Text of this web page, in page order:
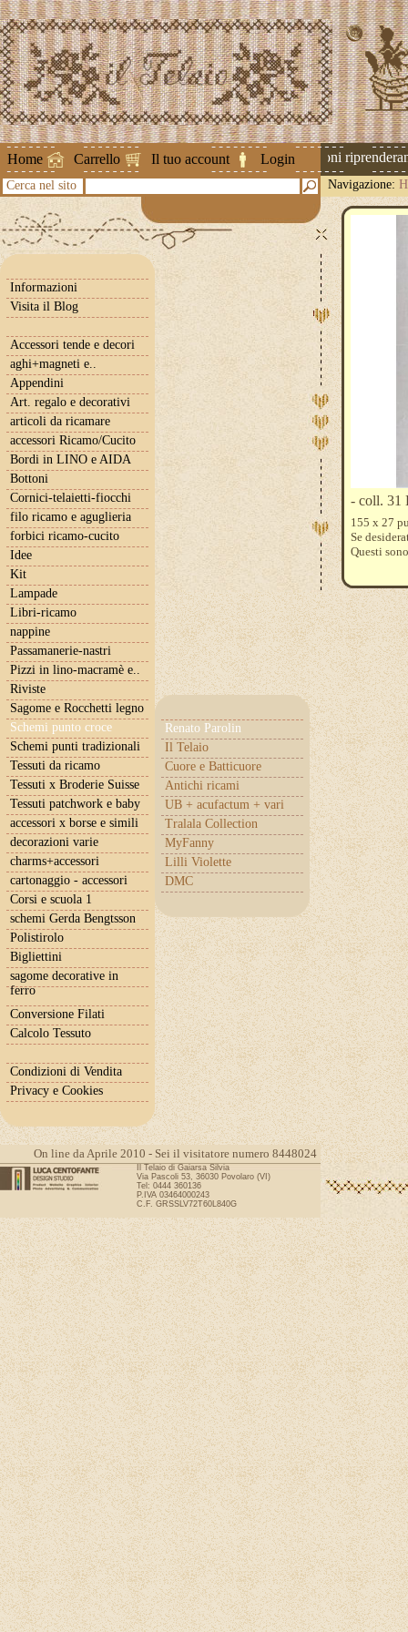
Home Carrello Il tuo account Login
Attenzione ! Le spedizioni
Cerca nel sito Navigazione:
Informazioni
Visita il Blog
Accessori tende e decori
aghi+magneti e..
Appendini
Art. regalo e decorativi
articoli da ricamare
accessori Ricamo/Cucito
Bordi in LINO e AIDA
Bottoni
Cornici-telaietti-fiocchi
filo ricamo e aguglieria
forbici ricamo-cucito
Idee
Kit
Lampade
Libri-ricamo
nappine
Passamanerie-nastri
Pizzi in lino-macramè e..
Riviste
Sagome e Rocchetti legno
Schemi punto croce
Renato Parolin
Il Telaio
Cuore e Batticuore
Antichi ricami
UB + acufactum + vari
Tralala Collection
MyFanny
Lilli Violette
DMC
Schemi punti tradizionali
Tessuti da ricamo
Tessuti x Broderie Suisse
Tessuti patchwork e baby
accessori x borse e simili
decorazioni varie
charms+accessori
cartonaggio - accessori
Corsi e scuola 1
schemi Gerda Bengtsson
Polistirolo
Bigliettini
sagome decorative in
ferro
Conversione Filati
Calcolo Tessuto
Condizioni di Vendita
Privacy e Cookies
- coll. 31
155 x 27
Se
Questi
On line da Aprile 2010 - Sei il visitatore numero 8448024
Il Telaio di Gaiarsa Silvia
Via Pascoli 53, 36030 Povolaro (VI)
Tel: 0444 360136
P.IVA 03464000243
C.F. GRSSLV72T60L840G